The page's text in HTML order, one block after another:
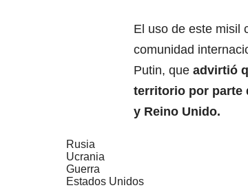
El uso de este misil
comunidad
Putin, que advirtió
territorio por parte
y Reino Unido.
Rusia
Ucrania
Guerra
Estados Unidos